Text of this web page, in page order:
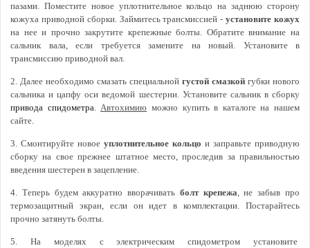
пазами. Поместите новое уплотнительное кольцо на заднюю сторону
кожуха приводной сборки. Займитесь трансмиссией -установите кожух
на нее и прочно закрутите крепежные болты. Обратите внимание на
сальник вала, если требуется замените на новый. Установите в
трансмиссию приводной вал.
2. Далее необходимо смазать специальной густой смазкой губки нового
сальника и цапфу оси ведомой шестерни. Установите сальник в сборку
привода спидометра.Автохимию можно купить в каталоге на нашем
сайте.
3. Смонтируйте новое уплотнительное кольцо и заправьте приводную
сборку на свое прежнее штатное место, проследив за правильностью
введения шестерен в зацепление.
4. Теперь будем аккуратно вворачивать болт крепежа, не забыв про
термозащитный экран, если он идет в комплектации. Постарайтесь
прочно затянуть болты.
5. На моделях с электрическим спидометром установите